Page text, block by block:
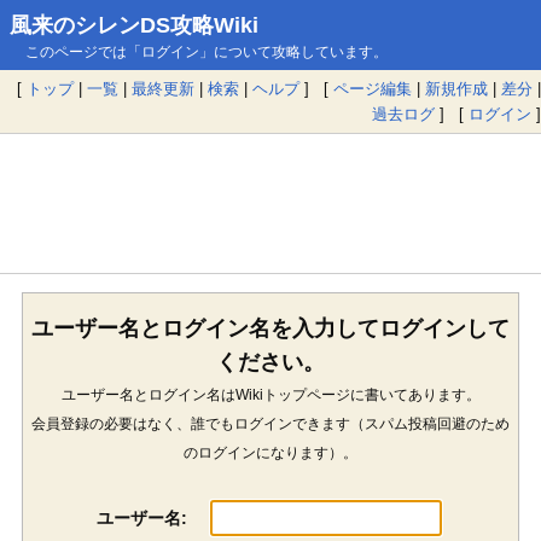
風来のシレンDS攻略Wiki
このページでは「ログイン」について攻略しています。
[ トップ| 一覧 | 最終更新 | 検索 | ヘルプ] [ ページ編集 | 新規作成 | 差分 |
過去ログ ] [ ログイン ]
ユーザー名とログイン名を入力してログインして
ください。
ユーザー名とログイン名はWikiトップページに書いてあります。
会員登録の必要はなく、誰でもログインできます（スパム投稿回避のため
のログインになります）。
ユーザー名: